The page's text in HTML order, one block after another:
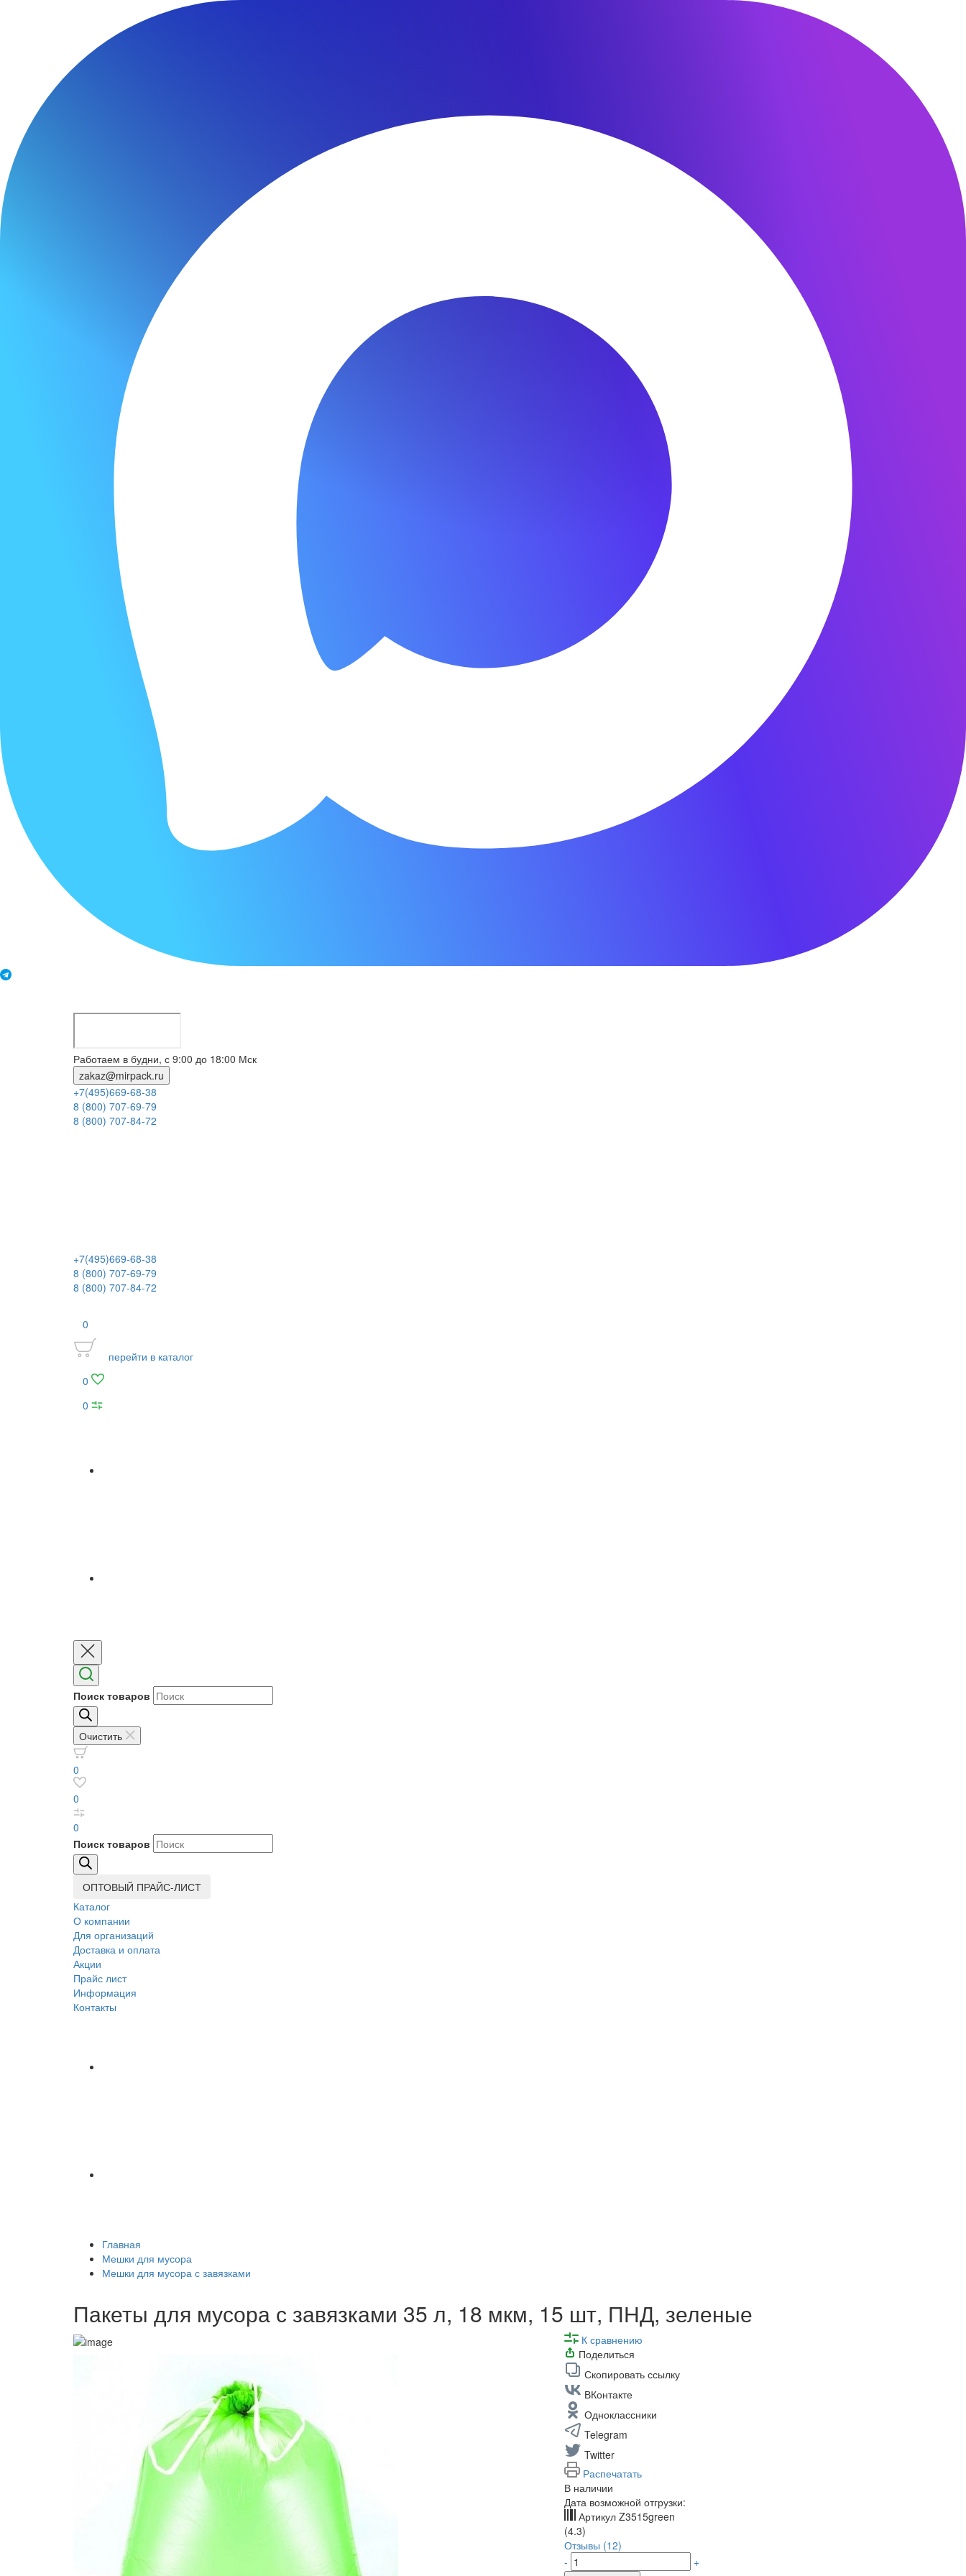
Работаем в будни, с 9:00 до 18:00 Мск
zakaz@mirpack.ru
+7(495)669-68-38
8 (800) 707-69-79
8 (800) 707-84-72
+7(495)669-68-38
8 (800) 707-69-79
8 (800) 707-84-72
0
перейти в каталог
0
0
Поиск товаров
Очистить
0
0
0
Поиск товаров
ОПТОВЫЙ ПРАЙС-ЛИСТ
Каталог
О компании
Для организаций
Доставка и оплата
Акции
Прайс лист
Информация
Контакты
Главная
Мешки для мусора
Мешки для мусора с завязками
Пакеты для мусора с завязками 35 л, 18 мкм, 15 шт, ПНД, зеленые
К сравнению
Поделиться
Скопировать ссылку
ВКонтакте
Одноклассники
Telegram
Twitter
Распечатать
В наличии
Дата возможной отгрузки:
Артикул Z3515green
(4.3)
Отзывы (12)
-
+